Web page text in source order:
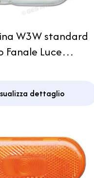
W3W standard
Fanale Luce
Camper Caravan
dettaglio